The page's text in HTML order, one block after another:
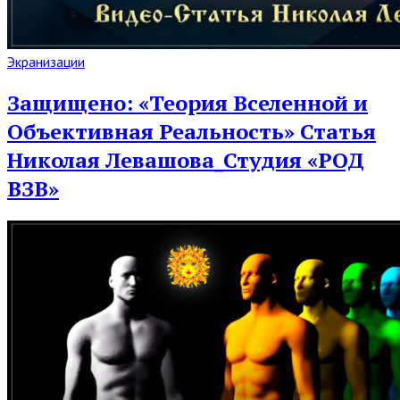
Read
Post
Экранизации
Защищено: «Теория Вселенной и
Объективная Реальность» Статья
Николая Левашова_Студия «РОД
ВЗВ»